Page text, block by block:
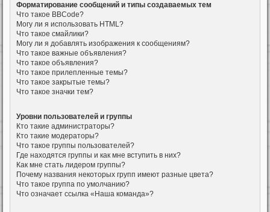
Форматирование сообщений и типы создаваемых тем
Что такое BBCode?
Могу ли я использовать HTML?
Что такое смайлики?
Могу ли я добавлять изображения к сообщениям?
Что такое важные объявления?
Что такое объявления?
Что такое прилепленные темы?
Что такое закрытые темы?
Что такое значки тем?
Уровни пользователей и группы
Кто такие администраторы?
Кто такие модераторы?
Что такое группы пользователей?
Где находятся группы и как мне вступить в них?
Как мне стать лидером группы?
Почему названия некоторых групп имеют разные цвета?
Что такое группа по умолчанию?
Что означает ссылка «Наша команда»?